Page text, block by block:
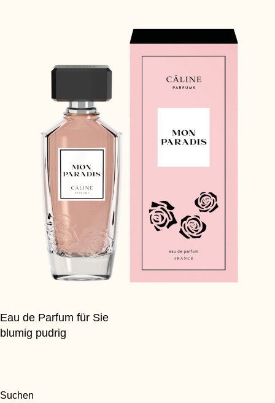
Eau de Parfum für Sie
blumig pudrig
Suchen